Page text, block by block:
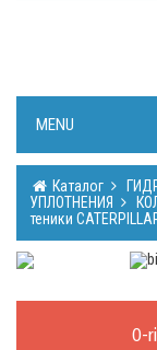
MENU
Каталог
УПЛОТНЕНИЯ
теники
O-